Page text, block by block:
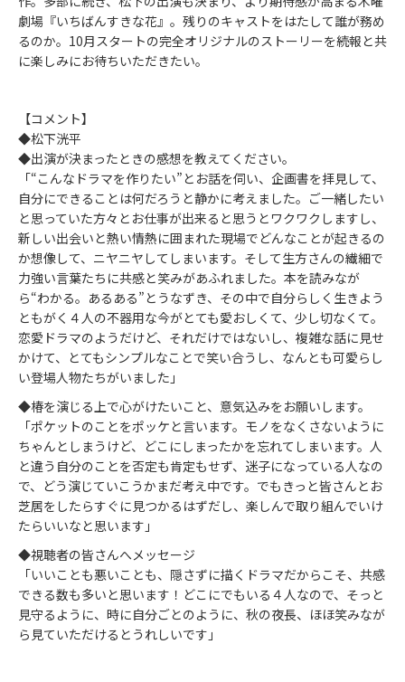
劇場『いちばんすきな花』。残りのキャストをはたして誰が務め
るのか。10月スタートの完全オリジナルのストーリーを続報と共
に楽しみにお待ちいただきたい。
【コメント】
◆松下洸平
◆出演が決まったときの感想を教えてください。
「“こんなドラマを作りたい”とお話を伺い、企画書を拝見して、
自分にできることは何だろうと静かに考えました。ご一緒したい
と思っていた方々とお仕事が出来ると思うとワクワクしますし、
新しい出会いと熱い情熱に囲まれた現場でどんなことが起きるの
か想像して、ニヤニヤしてしまいます。そして生方さんの繊細で
力強い言葉たちに共感と笑みがあふれました。本を読みなが
ら“わかる。あるある”とうなずき、その中で自分らしく生きよう
ともがく４人の不器用な今がとても愛おしくて、少し切なくて。
恋愛ドラマのようだけど、それだけではないし、複雑な話に見せ
かけて、とてもシンプルなことで笑い合うし、なんとも可愛らし
い登場人物たちがいました」
◆椿を演じる上で心がけたいこと、意気込みをお願いします。
「ポケットのことをポッケと言います。モノをなくさないように
ちゃんとしまうけど、どこにしまったかを忘れてしまいます。人
と違う自分のことを否定も肯定もせず、迷子になっている人なの
で、どう演じていこうかまだ考え中です。でもきっと皆さんとお
芝居をしたらすぐに見つかるはずだし、楽しんで取り組んでいけ
たらいいなと思います」
◆視聴者の皆さんへメッセージ
「いいことも悪いことも、隠さずに描くドラマだからこそ、共感
できる数も多いと思います！どこにでもいる４人なので、そっと
見守るように、時に自分ごとのように、秋の夜長、ほほ笑みなが
ら見ていただけるとうれしいです」